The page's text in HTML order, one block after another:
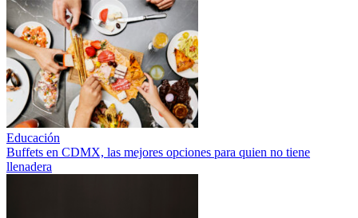
Educación
Buffets en CDMX, las mejores opciones para quien no tiene
llenadera